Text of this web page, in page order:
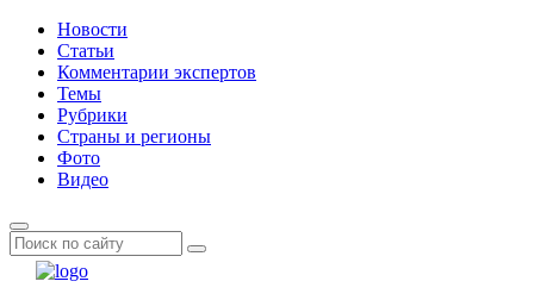
Новости
Статьи
Комментарии экспертов
Темы
Рубрики
Страны и регионы
Фото
Видео